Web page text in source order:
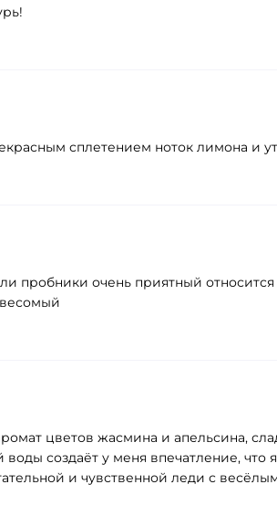
сплетением ноток лимона
пробники очень приятный
цветов жасмина и апельсина,
создаёт у меня впечатление,
и чувственной леди с